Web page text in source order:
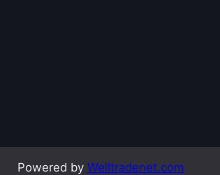
Powered by Welltradenet.com